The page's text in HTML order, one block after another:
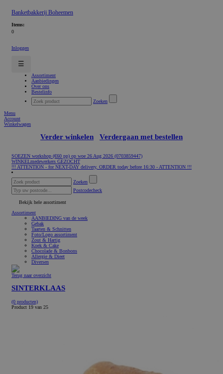
Banketbakkerij Boheemen
Items:
0
Inloggen
☰
Assortiment
Aanbiedingen
Over ons
Bestelinfo
Zoeken
Menu
Account
Winkelwagen
Verder winkelen Verdergaan met bestellen
SOEZEN workshop (€60 pp) op woe 26 Aug 2026 (0703859447)
WINKELmedewerkers GEZOCHT
!!! ATTENTION - for NEXT-DAY delivery, ORDER today before 16:30 - ATTENTION !!!
Zoeken
Postcodecheck
Bekijk hele assortiment
Assortiment
AANBIEDING van de week
Gebak
Taarten & Schnitten
Foto/Logo assortiment
Zout & Hartig
Koek & Cake
Chocolade & Bonbons
Allergie & Dieet
Diversen
Terug naar overzicht
SINTERKLAAS
(0 producten)
Product 19 van 25